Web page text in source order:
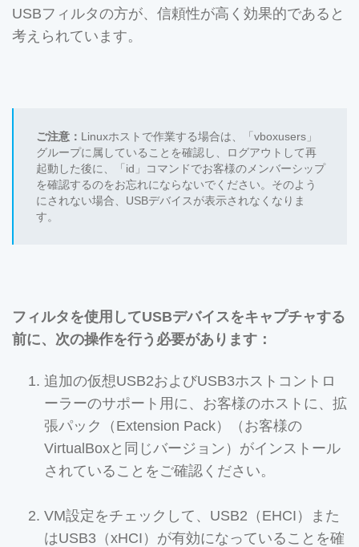
USBフィルタの方が、信頼性が高く効果的であると
考えられています。
ご注意： Linuxホストで作業する場合は、「vboxusers」
グループに属していることを確認し、ログアウトして再
起動した後に、「id」コマンドでお客様のメンバーシップ
を確認するのをお忘れにならないでください。そのよう
にされない場合、USBデバイスが表示されなくなりま
す。
フィルタを使用してUSBデバイスをキャプチャする
前に、次の操作を行う必要があります：
追加の仮想USB2およびUSB3ホストコントロ
ーラーのサポート用に、お客様のホストに、拡
張パック（Extension Pack）（お客様の
VirtualBoxと同じバージョン）がインストール
されていることをご確認ください。
VM設定をチェックして、USB2（EHCI）また
はUSB3（xHCI）が有効になっていることを確